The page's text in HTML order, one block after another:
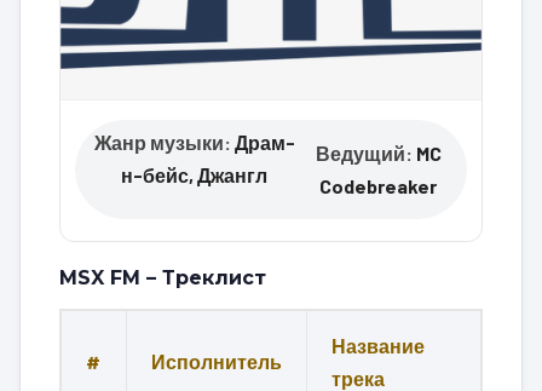
Жанр музыки: Драм-
н-бейс, Джангл
Ведущий: MC
Codebreaker
MSX FM – Треклист
# Исполнитель
Название
трека